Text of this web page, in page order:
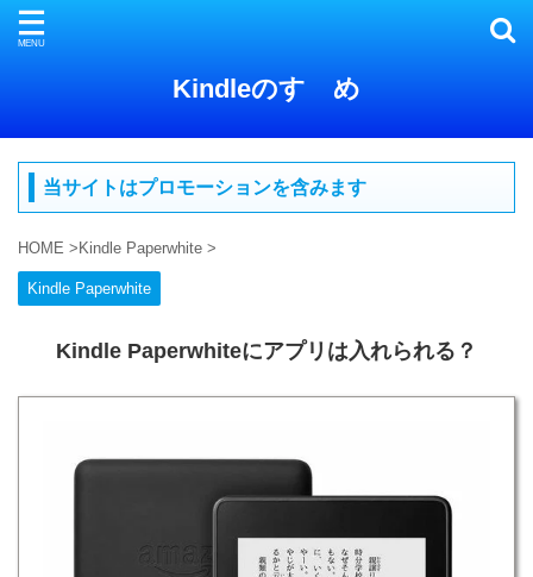
Kindleのすゝめ
当サイトはプロモーションを含みます
HOME > Kindle Paperwhite >
Kindle Paperwhite
Kindle Paperwhiteにアプリは入れられる？